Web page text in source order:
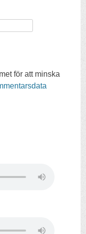
för att minska